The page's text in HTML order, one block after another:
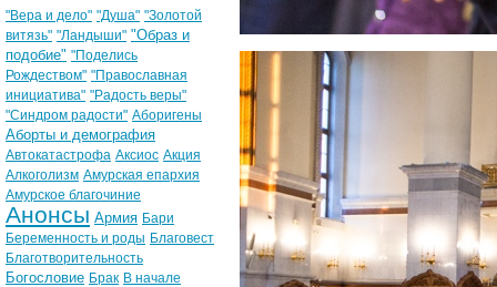
"Вера и дело" "Душа" "Золотой
витязь" "Ландыши" "Образ и
подобие" "Поделись
Рождеством" "Православная
инициатива" "Радость веры"
"Синдром радости" Аборигены
Аборты и демография
Автокатастрофа Аксиос Акция
Алкоголизм Амурская епархия
Амурское благочиние
Анонсы Армия Бари
Беременность и роды Благовест
Благотворительность
Богословие Брак В начале